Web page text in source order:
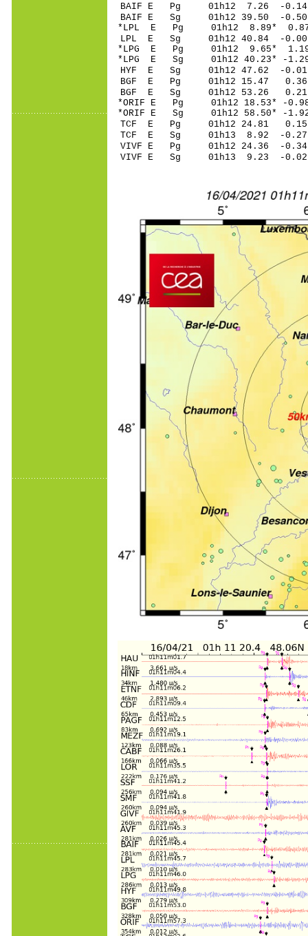
BAIF E Pg 01h12
BAIF E Sg 01h12
*LPL E Pg 01h12
LPL E Sg 01h12 40.84 -
*LPG E Pg 01h12
*LPG E Sg 01h12 40.23*
HYF E Sg 01h12 47.62 -
BGF E Pg 01h12
BGF E Sg 01h12 53.26
*ORIF E Pg 01h12
*ORIF E Sg 01h12 58.50*
TCF E Pg 01h12
TCF E Sg 01h13
VIVF E Pg 01h12
VIVF E Sg 01h13 9.23 -